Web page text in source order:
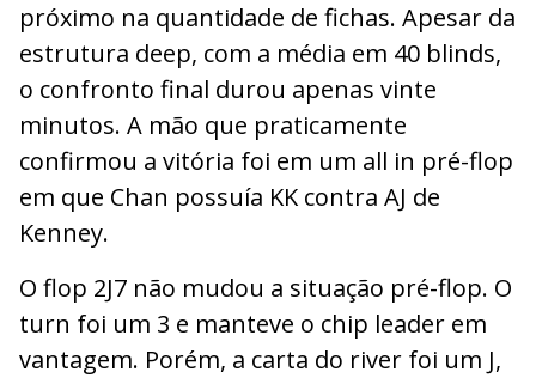
próximo na quantidade de fichas. Apesar da
estrutura deep, com a média em 40 blinds,
o confronto final durou apenas vinte
minutos. A mão que praticamente
confirmou a vitória foi em um all in pré-flop
em que Chan possuía KK contra AJ de
Kenney.
O flop 2J7 não mudou a situação pré-flop. O
turn foi um 3 e manteve o chip leader em
vantagem. Porém, a carta do river foi um J,